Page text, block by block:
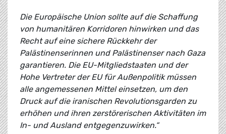
Die Europäische Union sollte auf die Schaffung
von humanitären Korridoren hinwirken und das
Recht auf eine sichere Rückkehr der
Palästinenserinnen und Palästinenser nach Gaza
garantieren. Die EU-Mitgliedstaaten und der
Hohe Vertreter der EU für Außenpolitik müssen
alle angemessenen Mittel einsetzen, um den
Druck auf die iranischen Revolutionsgarden zu
erhöhen und ihren zerstörerischen Aktivitäten im
In- und Ausland entgegenzuwirken.“